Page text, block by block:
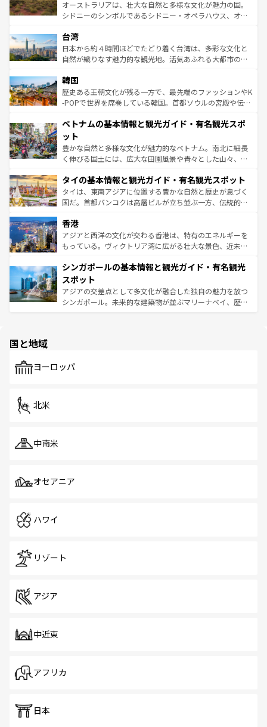
ならではの贅沢な旅のスタイルだ。 なお、新着のアメリカ
情報は コンテンツ一覧 を参照してほしい。
おすすめ。エメラルドグリーンに輝く海をはじめ、豊かな
文化や歴史が息づいている。「アロハスピリット」と呼ば
人々、おいしいローカルフードやハワイアンミュージッ
ク、伝統的なフラダンスなど、すべてがハワイの魅力を彩
っている。訪れるたびに新しい発見と感動が待っているハ
はコンテンツ一覧
オーストラリアは、壮大な自然と多様な文化が魅力の国。
シドニーのシンボルであるシドニー・オペラハウス、オー
リアリーフや大陸中央部にそびえるウルル（エアーズロッ
ク）、タスマニアの美しい原生林やケアンズの熱帯雨林な
ど、見どころがたくさん。また、カフェやワイン、オージ
いる。アクティビティも充実しており、サーフィンやダイ
ビング、ハイキングなど、アウトドア好きにはたまらな
い。オーストラリアの多彩な魅力を存分に味わいつくそ
参照してほしい。
台湾
日本から約４時間ほどでたどり着く台湾は、多彩な文化と
自然が織りなす魅力的な観光地。活気あふれる大都市の台
ン）、静ひつな山岳地帯である台湾東部など、都市の喧騒
と山間の静けさが共存しており、訪れる人に新しい発見と
驚きをもたらしてくれる。また、奥深い台湾の食文化も魅
容にもいいと評判のスイーツなど、バラエティ豊かな料理
照してほしい。
韓国
歴史ある王朝文化が残る一方で、最先端のファッションやK
-POPで世界を席巻している韓国。首都ソウルの宮殿や伝統
き、地方に足を延ばせば四季折々の自然美を楽しむことが
できる。そして、キムチや焼肉、絶品のストリートフード
まで、さまざまな韓国料理が待っている。夜には、韓国な
らではのナイトライフも堪能できる。あたたかいホスピタ
わってみてほしい。 なお、新着の韓国情報はコンテンツ一
覧 を参照してほしい。
ベトナムの基本情報と観光ガイド・有名観光スポ
ット
豊かな自然と多様な文化が魅力的なベトナム。南北に細長
く伸びる国土には、広大な田園風景や青々とした山々、世
急速な発展と共に伝統が息づく。ハノイの古い町並みやホ
ーチミン市のフランス統治時代の建物も、独特の雰囲気を
醸し出している。また、バラエティの豊かさとおいしさで
とつ。フォーやバインミー、ベトナムコーヒーなどは、ぜ
ひ現地で味わいたい。どの地域を訪れてもあたたかい人々
が旅行者を迎えてくれるので、きっと忘れられない旅にな
参照してほしい。
タイの基本情報と観光ガイド・有名観光スポット
タイは、東南アジアに位置する豊かな自然と歴史が息づく
国だ。首都バンコクは高層ビルが立ち並ぶ一方、伝統的な
の活気が交差している。北部ではチェンマイなどの山岳地
帯で自然と触れ合い、南部ではプーケットやクラビの美し
いビーチでリゾート気分を楽しむことができる。タイ料理
激する。気候は一年中温暖で、どの季節にも異なる楽しみ
が待っている。親しみやすいタイの人々、仏教を中心とし
た文化、そして多様な観光資源が、訪れる旅人を魅了し続
ける。 なお、新着のタイ情報はコンテンツ一覧を参照して
香港
アジアと西洋の文化が交わる香港は、特有のエネルギーを
もっている。ヴィクトリア湾に広がる壮大な景色、近未来
み、どこを訪れても感動するはず。観光スポットが密集し
ており、効率よく見どころを回れるのも魅力。息をのむよ
うな絶景から文化的な体験まで、香港を存分に楽しみ尽く
そう。 なお、新着の香港情報はコンテンツ一覧を参照して
シンガポールの基本情報と観光ガイド・有名観光
スポット
アジアの交差点として多文化が融合した独自の魅力を放つ
シンガポール。未来的な建築物が並ぶマリーナベイ、歴史
で、ホーカーズは地元の風情を楽しめる外せないスポット
国と地域
ヨーロッパ
北米
中南米
オセアニア
ハワイ
リゾート
アジア
中近東
アフリカ
日本